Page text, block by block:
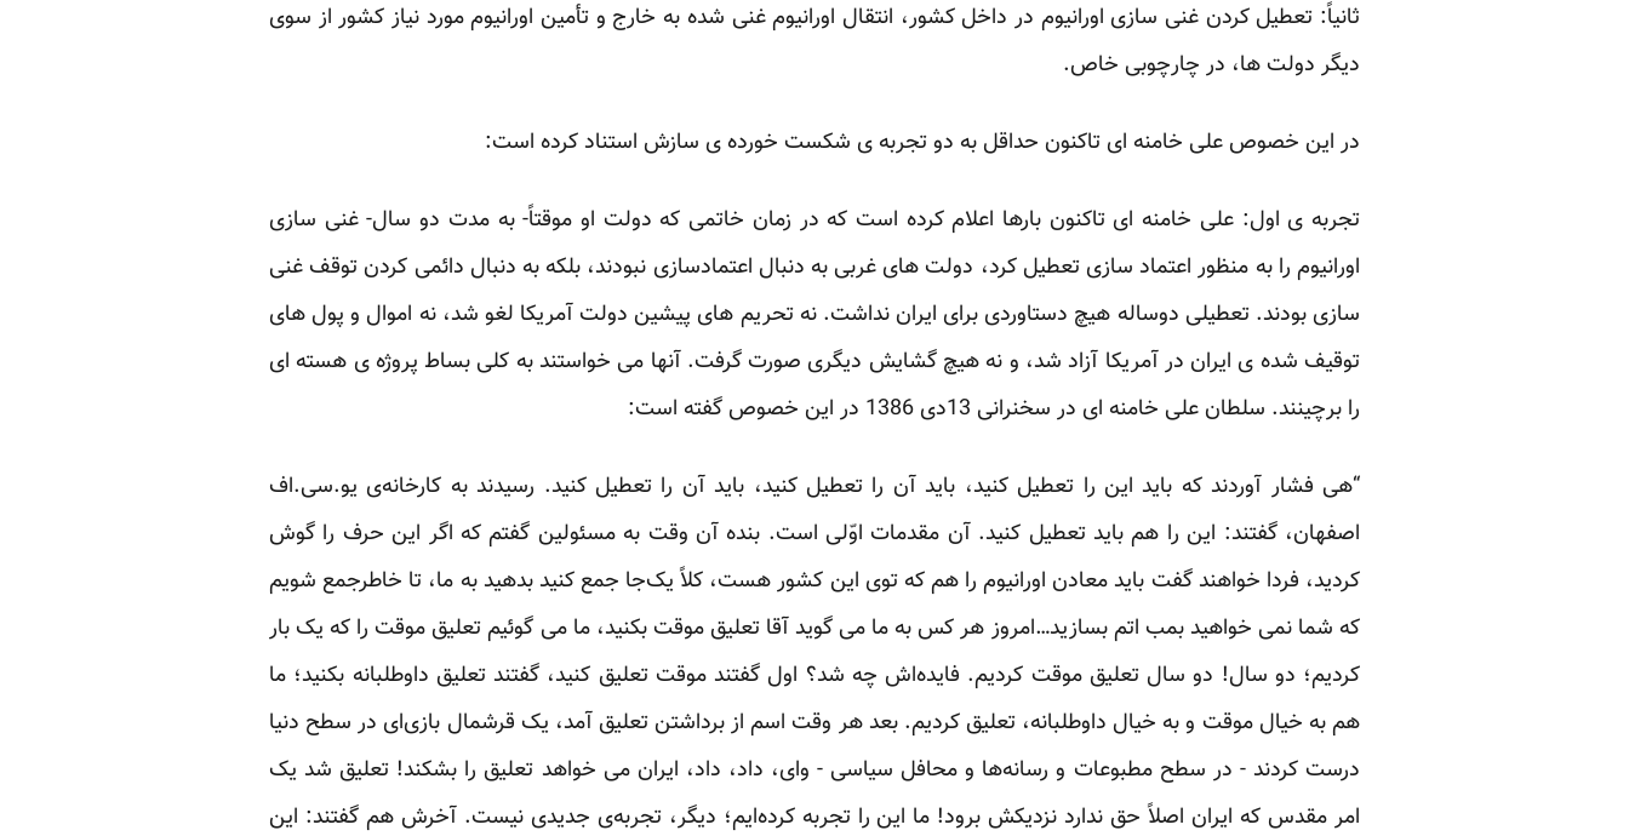
ثانیاً: تعطیل کردن غنی سازی اورانیوم در داخل کشور، انتقال اورانیوم غنی شده به خارج و تأمین اورانیوم مورد نیاز کشور از سوی
دیگر دولت ها، در چارچوبی خاص.
در این خصوص علی خامنه ای تاکنون حداقل به دو تجربه ی شکست خورده ی سازش استناد کرده است:
تجربه ی اول: علی خامنه ای تاکنون بارها اعلام کرده است که در زمان خاتمی که دولت او موقتاً- به مدت دو سال- غنی سازی
اورانیوم را به منظور اعتماد سازی تعطیل کرد، دولت های غربی به دنبال اعتمادسازی نبودند، بلکه به دنبال دائمی کردن توقف غنی
سازی بودند. تعطیلی دوساله هیچ دستاوردی برای ایران نداشت. نه تحریم های پیشین دولت آمریکا لغو شد، نه اموال و پول های
توقیف شده ی ایران در آمریکا آزاد شد، و نه هیچ گشایش دیگری صورت گرفت. آنها می خواستند به کلی بساط پروژه ی هسته ای
را برچینند. سلطان علی خامنه ای در سخنرانی 13دی 1386 در این خصوص گفته است:
“هی فشار آوردند که باید این را تعطیل کنید، باید آن را تعطیل کنید، باید آن را تعطیل کنید. رسیدند به کارخانه‌ی یو.سی.اف
اصفهان، گفتند: این را هم باید تعطیل کنید. آن مقدمات اوّلی است. بنده آن وقت به مسئولین گفتم که اگر این حرف را گوش
کردید، فردا خواهند گفت باید معادن اورانیوم را هم که توی این کشور هست، کلاً یک‌جا جمع کنید بدهید به ما، تا خاطرجمع شویم
که شما نمی خواهید بمب اتم بسازید…امروز هر کس به ما می گوید آقا تعلیق موقت بکنید، ما می گوئیم تعلیق موقت را که یک بار
کردیم؛ دو سال! دو سال تعلیق موقت کردیم. فایده‌اش چه شد؟ اول گفتند موقت تعلیق کنید، گفتند تعلیق داوطلبانه بکنید؛ ما
هم به خیال موقت و به خیال داوطلبانه، تعلیق کردیم. بعد هر وقت اسم از برداشتن تعلیق آمد، یک قرشمال بازی‌ای در سطح دنیا
درست کردند - در سطح مطبوعات و رسانه‌ها و محافل سیاسی - وای، داد، داد، ایران می خواهد تعلیق را بشکند! تعلیق شد یک
امر مقدس که ایران اصلاً حق ندارد نزدیکش برود! ما این را تجربه کرده‌ایم؛ دیگر، تجربه‌ی جدیدی نیست. آخرش هم گفتند: این